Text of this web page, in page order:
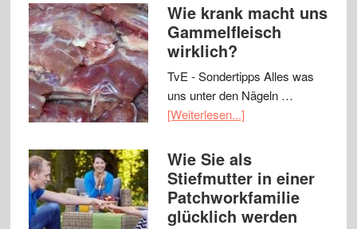
Wie krank macht uns
Gammelfleisch
wirklich?
TvE - Sondertipps Alles was
uns unter den Nägeln …
[Weiterlesen...]
Wie Sie als
Stiefmutter in einer
Patchworkfamilie
glücklich werden